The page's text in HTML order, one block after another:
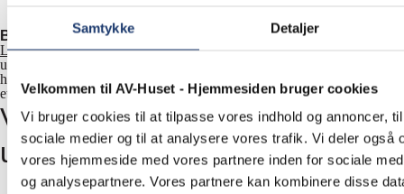
Samtykke Detaljer
Velkommen til AV-Huset - Hjemmesiden bruger cookies
Vi bruger cookies til at tilpasse vores indhold og annoncer,
sociale medier og til at analysere vores trafik. Vi deler også
vores hjemmeside med vores partnere inden for sociale
og analysepartnere. Vores partnere kan kombinere disse
Bemærk:
Vi har lukket vores udlejningsafdeling pr. 1. april 2025.
Læs mere om udlejning her.I AV-Huset klarer vi alle slags
udlejningsopgaver fra store events til små arrangementer. Siden 1990
har vi udlejet AV-udstyr til både erhvervs- og privatkunder. Her følger
et lille udsnit af udvalgte cases.
Videregående
uddannelsesinstitutioner